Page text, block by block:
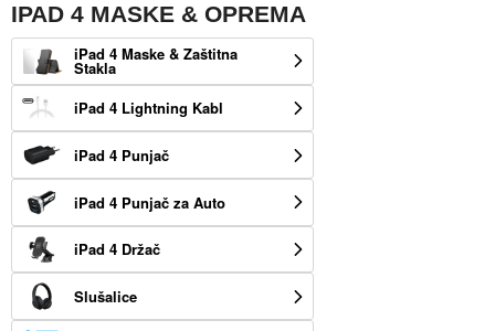
IPAD 4 MASKE & OPREMA
iPad 4 Maske & Zaštitna
Stakla
iPad 4 Lightning Kabl
iPad 4 Punjač
iPad 4 Punjač za Auto
iPad 4 Držač
Slušalice